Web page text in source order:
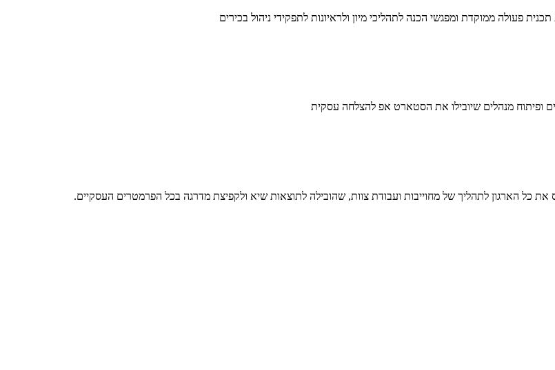
פעולה ממוקדת ומפגשי הכנה לתהליכי מיון ולראיונות לתפקידי ניהול בכירים
ופיתוח מנהלים שיובילו את הסטארט אפ להצלחה עסקית